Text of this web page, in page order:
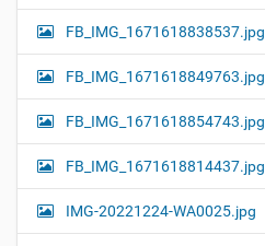
FB_IMG_1671618838537.jpg
FB_IMG_1671618849763.jpg
FB_IMG_1671618854743.jpg
FB_IMG_1671618814437.jpg
IMG-20221224-WA0025.jpg